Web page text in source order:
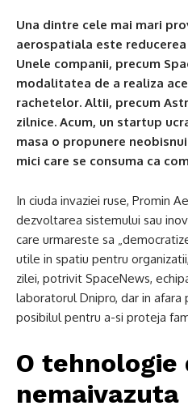
Una dintre cele mai mari
aerospatiala este
Unele companii, precum
modalitatea de a realiza
rachetelor. Altii, precum
zilnice. Acum, un startup
masa o propunere
mici care se consuma ca
In ciuda invaziei ruse, Promin
dezvoltarea sistemului sau
care urmareste sa
utile in spatiu pentru
zilei, potrivit SpaceNews,
laboratorul Dnipro, dar in
posibilul pentru a-si proteja
O tehnologie
nemaivazuta